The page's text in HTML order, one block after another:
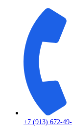
+7 (913) 672-